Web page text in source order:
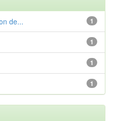
1
de...
1
1
1